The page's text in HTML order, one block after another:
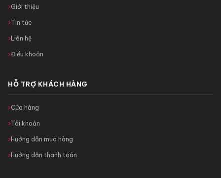
Giới thiệu
Tin tức
Liên hệ
Điều khoản
HỖ TRỢ KHÁCH HÀNG
Cửa hàng
Tài khoản
Hướng dẫn mua hàng
Hướng dẫn thanh toán